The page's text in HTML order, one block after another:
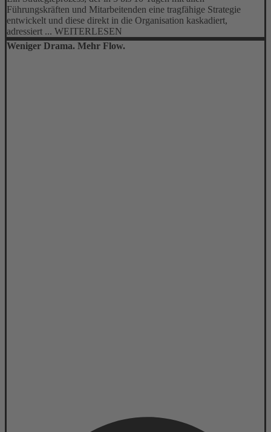
Führungskräften und Mitarbeitenden eine tragfähige Strategie
entwickelt und diese direkt in die Organisation kaskadiert,
adressiert ... WEITERLESEN
Weniger Drama. Mehr Flow.